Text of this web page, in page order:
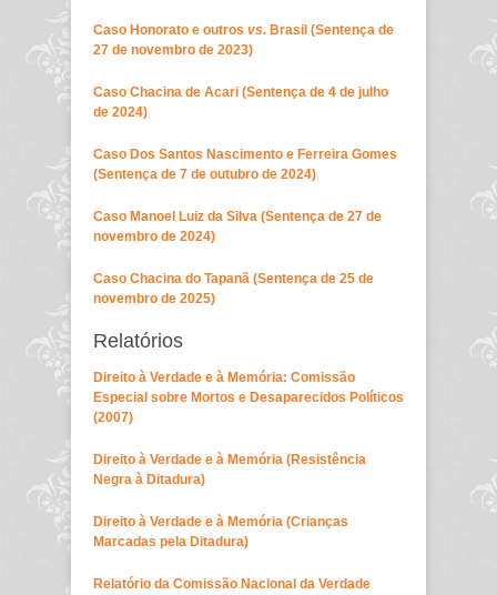
Caso Honorato e outros vs. Brasil (Sentença de
27 de novembro de 2023)
Caso Chacina de Acari (Sentença de 4 de julho
de 2024)
Caso Dos Santos Nascimento e Ferreira Gomes
(Sentença de 7 de outubro de 2024)
Caso Manoel Luiz da Silva (Sentença de 27 de
novembro de 2024)
Caso Chacina do Tapanã (Sentença de 25 de
novembro de 2025)
Relatórios
Direito à Verdade e à Memória: Comissão
Especial sobre Mortos e Desaparecidos Políticos
(2007)
Direito à Verdade e à Memória (Resistência
Negra à Ditadura)
Direito à Verdade e à Memória (Crianças
Marcadas pela Ditadura)
Relatório da Comissão Nacional da Verdade